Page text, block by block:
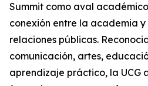
Summit como aval
conexión entre la academia
relaciones públicas.
comunicación, artes,
aprendizaje práctico, la UCG